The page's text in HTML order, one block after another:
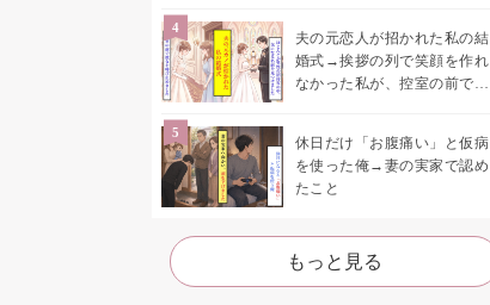
夫の元恋人が招かれた私の結
婚式→挨拶の列で笑顔を作れ
なかった私が、控室の前で彼
休日だけ「お腹痛い」と仮病
を使った俺→妻の実家で認め
たこと
もっと見る